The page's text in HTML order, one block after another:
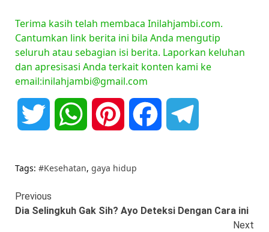
Terima kasih telah membaca Inilahjambi.com.
Cantumkan link berita ini bila Anda mengutip
seluruh atau sebagian isi berita. Laporkan keluhan
dan apresisasi Anda terkait konten kami ke
email:inilahjambi@gmail.com
Twitter WhatsAppPinterest Facebook
Tags: #Kesehatan, gaya hidup
Continue
Reading
Previous
Dia Selingkuh Gak Sih? Ayo Deteksi Dengan Cara ini
Next